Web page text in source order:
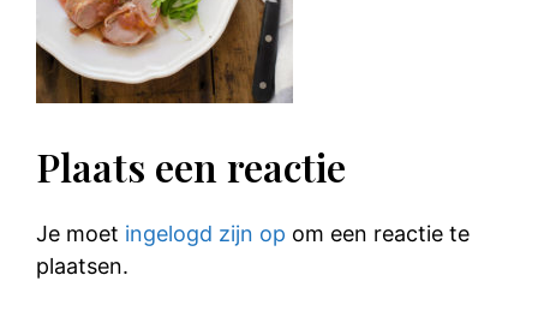
Plaats een reactie
Je moet ingelogd zijn op om een reactie te
plaatsen.